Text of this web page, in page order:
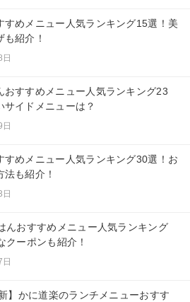
すめメニュー人気ランキング15選！美
紹介！
おすすめメニュー人気ランキング23
サイドメニューは？
すめメニュー人気ランキング30選！お
も紹介！
んおすすめメニュー人気ランキング
クーポンも紹介！
】かに道楽のランチメニューおすす